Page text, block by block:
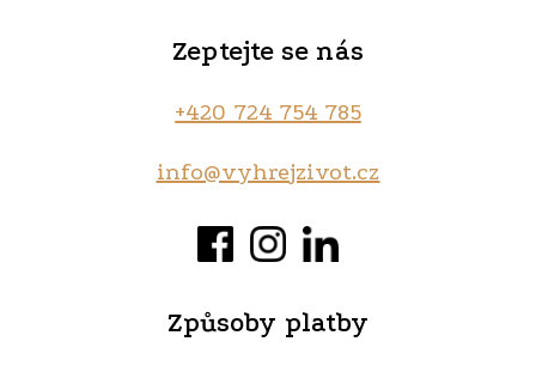
Zeptejte se nás
+420 724 754 785‬
info@vyhrejzivot.cz
Způsoby platby